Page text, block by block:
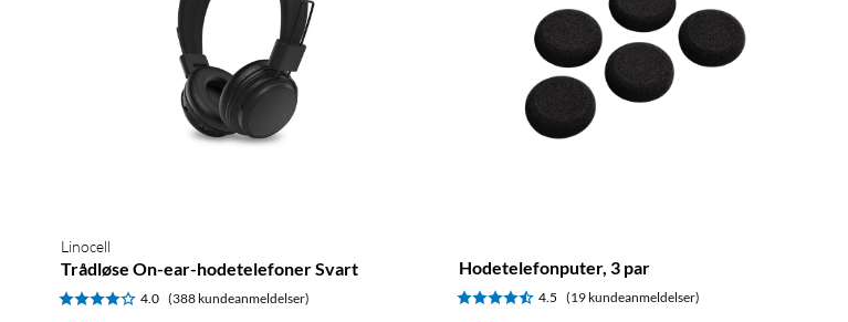
Linocell
Trådløse On-ear-hodetelefoner Svart
4.0 (388 kundeanmeldelser)
Hodetelefonputer, 3 par
4.5 (19 kundeanmeldelser)